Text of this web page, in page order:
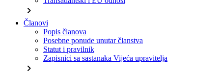
chevron_right
Članovi
Popis članova
Posebne ponude unutar članstva
Statut i pravilnik
Zapisnici sa sastanaka Vijeća upravitelja
chevron_right